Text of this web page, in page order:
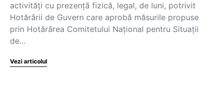
activități cu prezență fizică, legal, de luni, potrivit
Hotărârii de Guvern care aprobă măsurile propuse
prin Hotărârea Comitetului Național pentru Situații
de…
Vezi articolul